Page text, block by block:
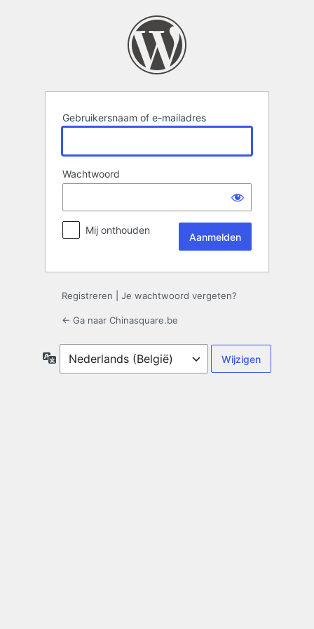
Gebruikersnaam of e-mailadres
Wachtwoord
Mij onthouden
Registreren Je wachtwoord vergeten?
← Ga naar Chinasquare.be
Taal